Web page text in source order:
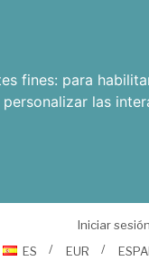
fines: para
las
Iniciar sesión
ES
EUR